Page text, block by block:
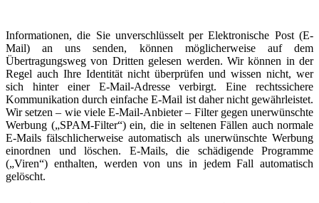
Informationen, die Sie unverschlüsselt per Elektronische Post (E-
Mail) an uns senden, können möglicherweise auf dem
Übertragungsweg von Dritten gelesen werden. Wir können in der
Regel auch Ihre Identität nicht überprüfen und wissen nicht, wer
sich hinter einer E-Mail-Adresse verbirgt. Eine rechtssichere
Kommunikation durch einfache E-Mail ist daher nicht gewährleistet.
Wir setzen – wie viele E-Mail-Anbieter – Filter gegen unerwünschte
Werbung („SPAM-Filter“) ein, die in seltenen Fällen auch normale
E-Mails fälschlicherweise automatisch als unerwünschte Werbung
einordnen und löschen. E-Mails, die schädigende Programme
(„Viren“) enthalten, werden von uns in jedem Fall automatisch
gelöscht.